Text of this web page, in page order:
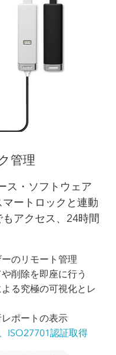
管理
ス・ソフトウェア
ートロックと連動
アクセス、24時間
のリモート管理
削除を即座に行う
る究極の可視化とレ
ポートの表示
ISO27701認証取得